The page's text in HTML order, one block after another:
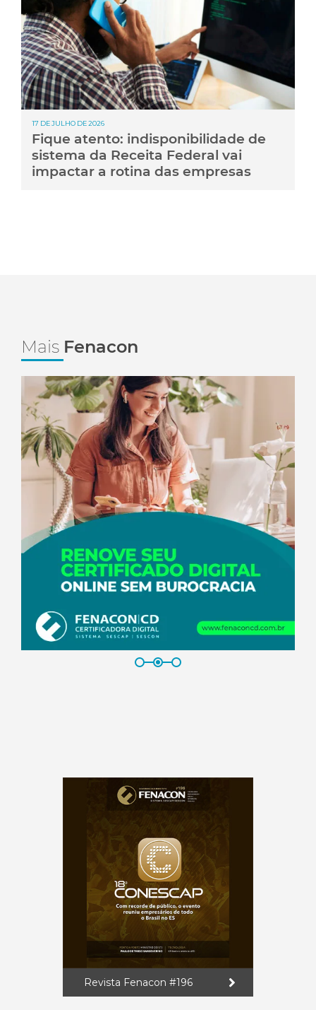
17 DE JULHO DE 2026
Fique atento: indisponibilidade de
sistema da Receita Federal vai
impactar a rotina das empresas
Mais Fenacon
Revista Fenacon #196